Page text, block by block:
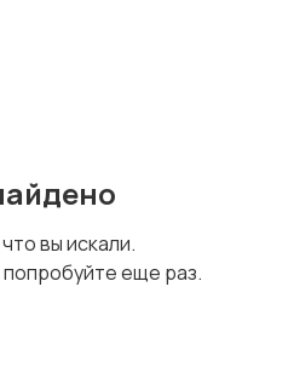
вы искали.
еще раз.